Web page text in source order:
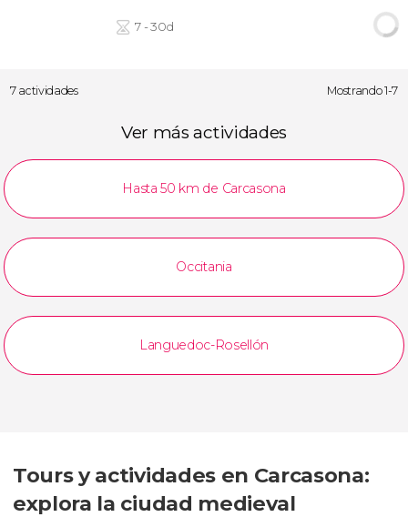
7 - 30d
7 actividades Mostrando 1-7
Ver más actividades
Hasta 50 km de Carcasona
Occitania
Languedoc-Rosellón
Tours y actividades en Carcasona:
explora la ciudad medieval